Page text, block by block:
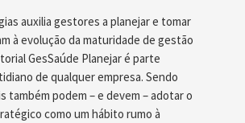
auxilia gestores a planejar e tomar
à evolução da maturidade de gestão
GesSaúde Planejar é parte
de qualquer empresa. Sendo
também podem – e devem – adotar o
como um hábito rumo à